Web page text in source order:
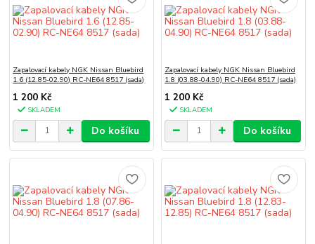
Zapalovací kabely NGK Nissan Bluebird
1.6 (12.85-02.90) RC-NE64 8517 (sada)
1 200 Kč
SKLADEM
Do košíku
Zapalovací kabely NGK Nissan Bluebird
1.8 (03.88-04.90) RC-NE64 8517 (sada)
1 200 Kč
SKLADEM
Do košíku